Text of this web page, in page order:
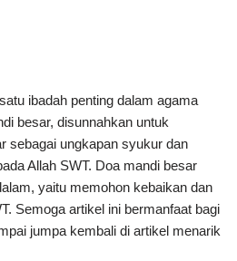
ibadah penting dalam agama
besar, disunnahkan untuk
sebagai ungkapan syukur dan
Allah SWT. Doa mandi besar
yaitu memohon kebaikan dan
Semoga artikel ini bermanfaat bagi
jumpa kembali di artikel menarik